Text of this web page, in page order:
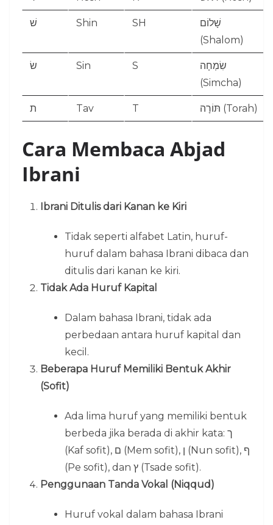
שׁ Shin SH
שָׁלוֹם
(Shalom)
שׂ Sin S
שִׂמְחָה
(Simcha)
ת Tav T תּוֹרָה (Torah)
Cara Membaca Abjad
Ibrani
Ibrani Ditulis dari Kanan ke Kiri
Tidak seperti alfabet Latin, huruf-
huruf dalam bahasa Ibrani dibaca dan
ditulis dari kanan ke kiri.
Tidak Ada Huruf Kapital
Dalam bahasa Ibrani, tidak ada
perbedaan antara huruf kapital dan
kecil.
Beberapa Huruf Memiliki Bentuk Akhir
(Sofit)
Ada lima huruf yang memiliki bentuk
berbeda jika berada di akhir kata: ך
(Kaf sofit), ם (Mem sofit), ן (Nun sofit), ף
(Pe sofit), dan ץ (Tsade sofit).
Penggunaan Tanda Vokal (Niqqud)
Huruf vokal dalam bahasa Ibrani